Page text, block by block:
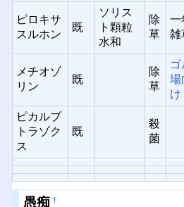
ピロキサ
スルホン
既
ソリス
ト顆粒
水和
除
草
一
雑
メチオゾ
リン
既
除
草
ゴ
場
け
ピカルブ
トラゾク
ス
既
殺
菌
愚痴 †